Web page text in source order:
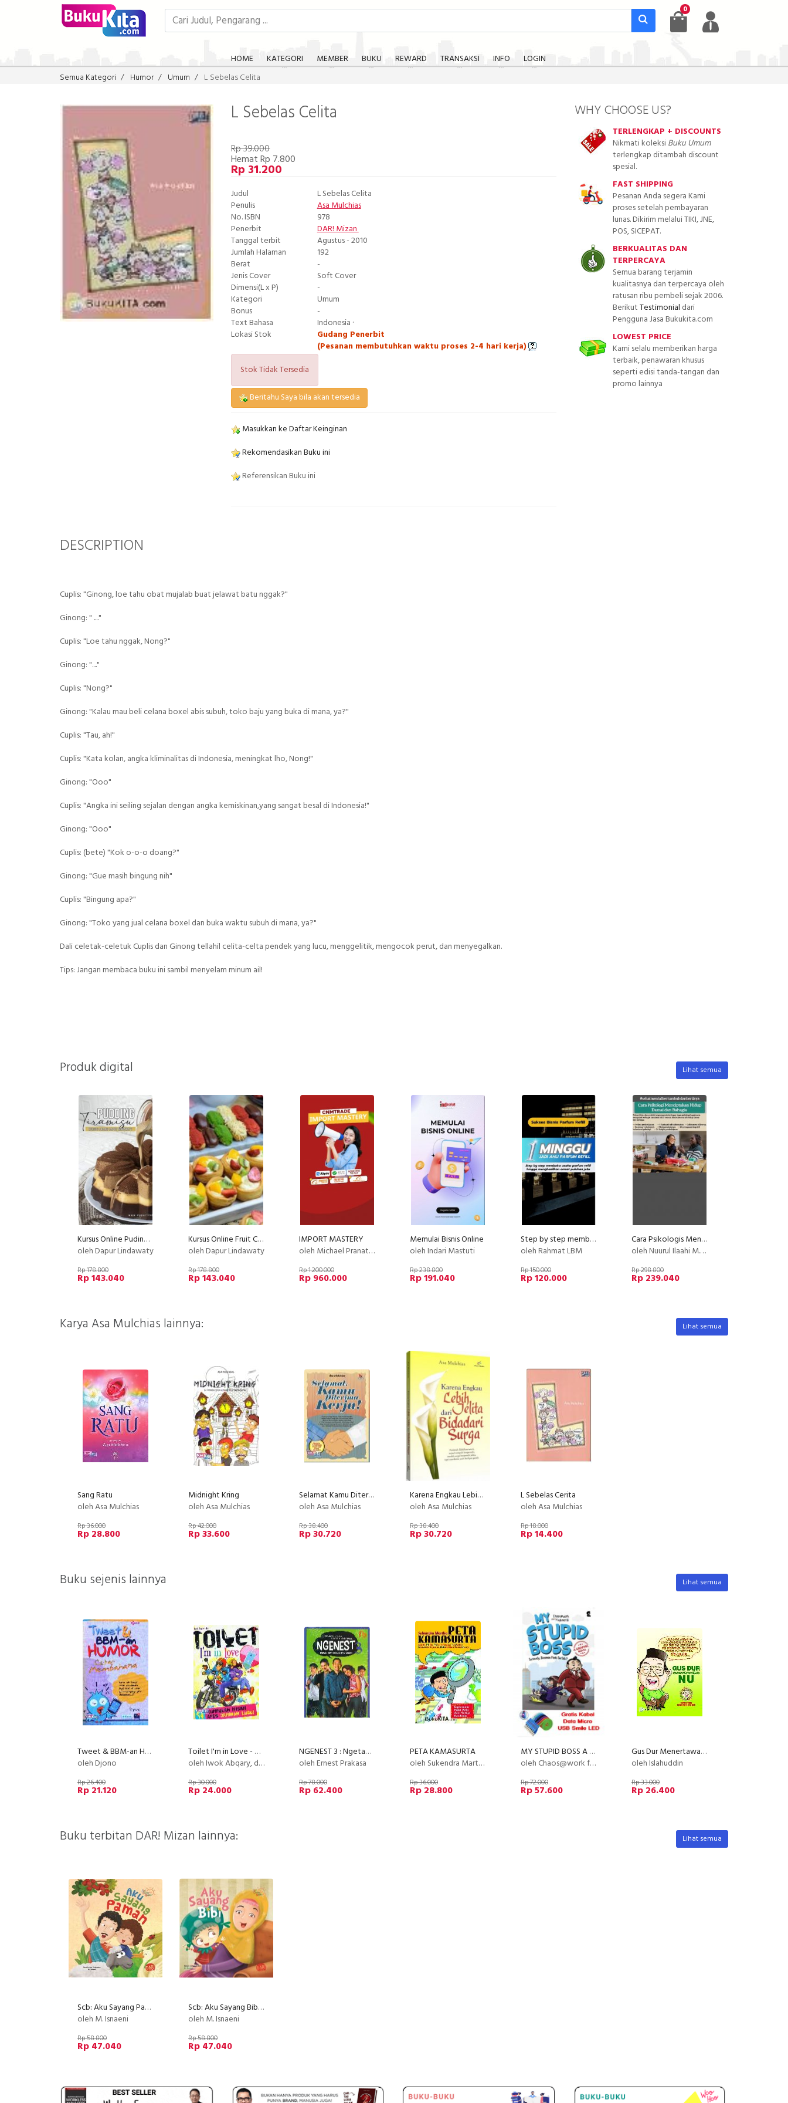
0
HOME KATEGORI MEMBER BUKU REWARD TRANSAKSI INFO
LOGIN
Semua Kategori
Humor Umum L Sebelas Celita
L Sebelas Celita
Rp 39.000
Hemat Rp 7.800
Rp 31.200
Judul
L Sebelas Celita
Penulis
Asa Mulchias
No. ISBN
978
Penerbit
DAR! Mizan
Tanggal terbit
Agustus - 2010
Jumlah Halaman
192
Berat
-
Jenis Cover
Soft Cover
Dimensi(L x P)
-
Kategori
Umum
Bonus
-
Text Bahasa
Indonesia ·
Lokasi Stok
Gudang Penerbit
(Pesanan membutuhkan waktu proses 2-4 hari kerja)
Stok Tidak Tersedia
Beritahu Saya bila akan tersedia
Masukkan ke Daftar Keinginan
Rekomendasikan Buku ini
Referensikan Buku ini
DESCRIPTION
Cuplis: "Ginong, loe tahu obat mujalab buat jelawat batu nggak?"
Ginong: " ...."
Cuplis: "Loe tahu nggak, Nong?"
Ginong: "...."
Cuplis: "Nong?"
Ginong: "Kalau mau beli celana boxel abis subuh, toko baju yang buka di mana, ya?"
Cuplis: "Tau, ah!"
Cuplis: "Kata kolan, angka kliminalitas di Indonesia, meningkat lho, Nong!"
Ginong: "Ooo"
Cuplis: "Angka ini seiling sejalan dengan angka kemiskinan,yang sangat besal di Indonesia!"
Ginong: "Ooo"
Cuplis: (bete) "Kok o-o-o doang?"
Ginong: "Gue masih bingung nih"
Cuplis: "Bingung apa?"
Ginong: "Toko yang jual celana boxel dan buka waktu subuh di mana, ya?"
Dali celetak-celetuk Cuplis dan Ginong tellahil celita-celta pendek yang lucu, menggelitik, mengocok perut, dan menyegalkan.
Tips: Jangan membaca buku ini sambil menyelam minum ail!
WHY CHOOSE US?
TERLENGKAP + DISCOUNTS
Nikmati koleksiBuku Umum
terlengkap ditambah discount
spesial.
FAST SHIPPING
Pesanan Anda segera Kami
proses setelah pembayaran
lunas. Dikirim melalui TIKI, JNE,
POS, SICEPAT.
BERKUALITAS DAN
TERPERCAYA
Semua barang terjamin
kualitasnya dan terpercaya oleh
ratusan ribu pembeli sejak 2006.
BerikutTestimonial dari
Pengguna Jasa Bukukita.com
LOWEST PRICE
Kami selalu memberikan harga
terbaik, penawaran khusus
seperti edisi tanda-tangan dan
promo lainnya
Produk digital Lihat semua
Kursus Online Puding Tiramisu Dapur Lindawaty PU
oleh Dapur Lindawaty
Rp 178.800
Rp 143.040
Kursus Online Fruit Cream Puff Dan Eclair Dapur Lindawaty PU
oleh Dapur Lindawaty
Rp 178.800
Rp 143.040
IMPORT MASTERY
oleh Michael Pranata Cnmtrade
Rp 1.200.000
Rp 960.000
Memulai Bisnis Online
oleh Indari Mastuti
Rp 238.800
Rp 191.040
Step by step membuka usaha parfum refill
oleh Rahmat LBM
Rp 150.000
Rp 120.000
Cara Psikologis Menciptakan Hidup Damai dan Bahagia
oleh Nuurul Ilaahi M.Psi, Psikolog
Rp 298.800
Rp 239.040
Karya Asa Mulchias lainnya: Lihat semua
Sang Ratu
oleh Asa Mulchias
Rp 36.000
Rp 28.800
Midnight Kring
oleh Asa Mulchias
Rp 42.000
Rp 33.600
Selamat Kamu Diterima Kerja!
oleh Asa Mulchias
Rp 38.400
Rp 30.720
Karena Engkau Lebih Jelita dari Bidadari Surga
oleh Asa Mulchias
Rp 38.400
Rp 30.720
L Sebelas Cerita
oleh Asa Mulchias
Rp 18.000
Rp 14.400
Buku sejenis lainnya Lihat semua
Tweet & BBM-an Humor Cetar Membahana
oleh Djono
Rp 26.400
Rp 21.120
Toilet I'm in Love - Kumpulan Kisah Apes Jaminan Lucu
oleh Iwok Abqary, dkk
Rp 30.000
Rp 24.000
NGENEST 3 : Ngetawain Hidup Ala Ernest (cover Film)
oleh Ernest Prakasa
Rp 78.000
Rp 62.400
PETA KAMASURTA
oleh Sukendra Martha
Rp 36.000
Rp 28.800
MY STUPID BOSS A GRAPHIC NOVEL (Bonus: Kabel Data Micro USB Smile LED) (Promo Best Book) (Disc 50%)
oleh Chaos@work feat Yuyunardi
Rp 72.000
Rp 57.600
Gus Dur Menertawakan NU (edisi spesial)
oleh Islahuddin
Rp 33.000
Rp 26.400
Buku terbitan DAR! Mizan lainnya: Lihat semua
Scb: Aku Sayang Paman (Board Book) Hard Cover (Disc 50%)
oleh M. Isnaeni
Rp 58.800
Rp 47.040
Scb: Aku Sayang Bibi (Board Book) Hard Cover (Disc 50%)
oleh M. Isnaeni
Rp 58.800
Rp 47.040